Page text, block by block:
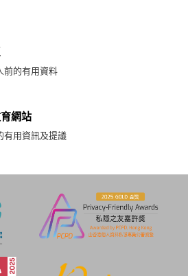
前的有用資料
網站
有用資訊及提議